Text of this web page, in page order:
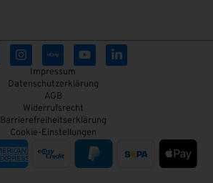
Impressum
Datenschutzerklärung
AGB
Widerrufsrecht
Barrierefreiheitserklärung
Cookie-Einstellungen